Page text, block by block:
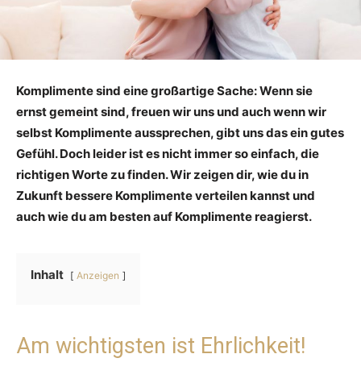
Komplimente sind eine großartige Sache: Wenn sie
ernst gemeint sind, freuen wir uns und auch wenn wir
selbst Komplimente aussprechen, gibt uns das ein gutes
Gefühl. Doch leider ist es nicht immer so einfach, die
richtigen Worte zu finden. Wir zeigen dir, wie du in
Zukunft bessere Komplimente verteilen kannst und
auch wie du am besten auf Komplimente reagierst.
Inhalt Anzeigen
Am wichtigsten ist Ehrlichkeit!